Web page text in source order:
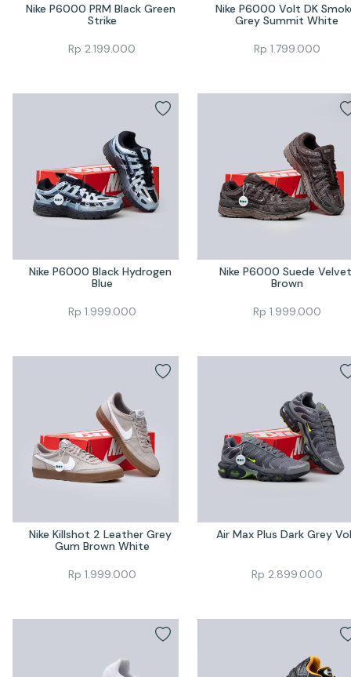
Nike P6000 PRM Black Green
Strike
Rp 2.199.000
Nike P6000 Volt DK
Grey Summit White
Rp 1.799.000
Nike P6000 Black Hydrogen
Blue
Rp 1.999.000
Nike P6000 Suede Velvet
Brown
Rp 1.999.000
Nike Killshot 2 Leather Grey
Gum Brown White
Rp 1.999.000
Air Max Plus Dark Grey
Rp 2.899.000